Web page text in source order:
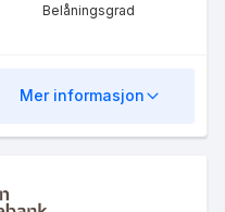
Belåningsgrad
Mer informasjon